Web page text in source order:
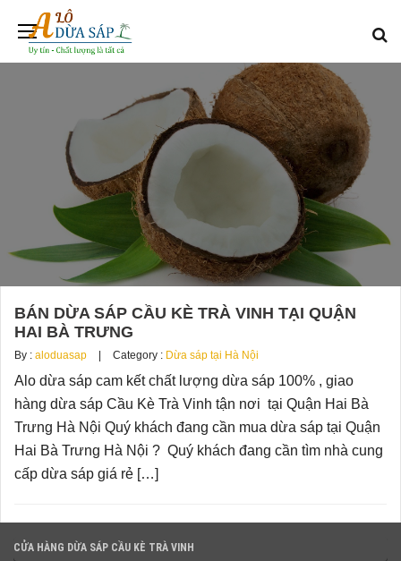
BÁN DỪA SÁP CẦU KÈ TRÀ VINH TẠI QUẬN
HAI BÀ TRƯNG
By : aloduasap Category : Dừa sáp tại Hà Nội
Alo dừa sáp cam kết chất lượng dừa sáp 100% , giao
hàng dừa sáp Cầu Kè Trà Vinh tận nơi tại Quận Hai Bà
Trưng Hà Nội Quý khách đang cần mua dừa sáp tại Quận
Hai Bà Trưng Hà Nội ? Quý khách đang cần tìm nhà cung
cấp dừa sáp giá rẻ […]
CỬA HÀNG DỪA SÁP CẦU KÈ TRÀ VINH